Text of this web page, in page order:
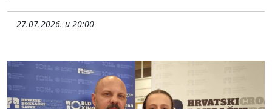
27.07.2026. u 20:00